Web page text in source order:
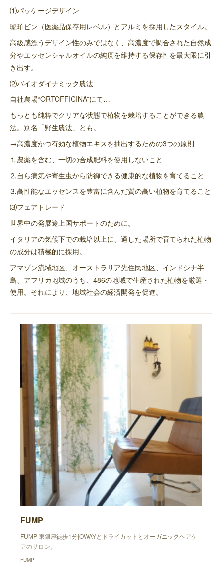
⑴パッケージデザイン
琥珀ビン（医薬品保存用レベル）とアルミを採用したスタイル。
高級感漂うデザイン性のみではなく、高濃度で調合された自然成
分やエッセンシャルオイルの純度を維持する保存性を最大限に引
き出す。
⑵バイオダイナミック農法
自社農場“ORTOFFICINA”にて…
もっとも純粋でクリアな状態で植物を栽培することができる農
法。別名「野生農法」とも。
→高濃度かつ有効な植物エキスを抽出するための3つの原則
⒈農薬を含む、一切の合成肥料を使用しないこと
⒉自ら病気や寄生虫から防御できる健康的な植物を育てること
⒊高性能なエッセンスを豊富に含んだ質の高い植物を育てること
⑶フェアトレード
世界中の発展途上国サポートのために。
イタリアの気候下での栽培以上に、適した場所で育てられた植物
の成分は積極的に採用。
アマゾン流域地区、オーストラリア先住民地区、インドシナ半
島、アフリカ地域のうち、486の地域で生産された植物を厳選・
使用。それにより、地域社会の経済開発を促進。
FUMP
FUMP|東銀座徒歩1分|OWAYとドライカットとオーガニックヘアケ
アのサロン。
FUMP